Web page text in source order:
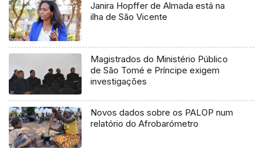
Janira Hopffer de Almada está na
ilha de São Vicente
Magistrados do Ministério Público
de São Tomé e Príncipe exigem
investigações
Novos dados sobre os PALOP num
relatório do Afrobarómetro